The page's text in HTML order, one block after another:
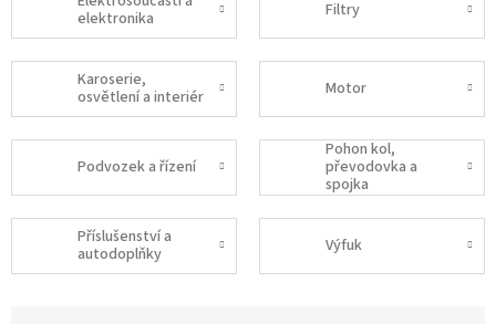
elektronika
Filtry
Karoserie,
osvětlení a interiér
Motor
Podvozek a řízení
Pohon kol,
převodovka a
spojka
Příslušenství a
autodoplňky
Výfuk